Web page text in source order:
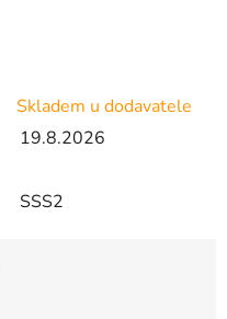
Skladem u dodavatele
19.8.2026
SSS2